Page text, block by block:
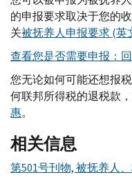
的申报要求取决于您的
关被抚养人申报要求 (英
查看您是否需要申报：
您无论如何可能还想报
何联邦所得税的退税款
惠。
相关信息
第501号刊物, 被抚养人